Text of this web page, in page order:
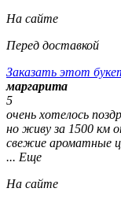
На сайте
Перед доставкой
Заказать этот
маргарита
5
очень хотелось
но живу за 1500 км
свежие ароматные
... Еще
На сайте